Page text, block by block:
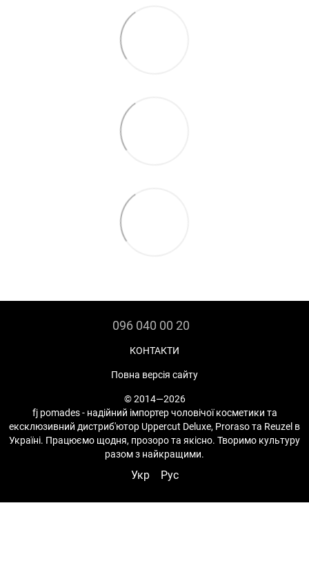
096 040 00 20
КОНТАКТИ
Повна версія сайту
© 2014—2026
fj pomades - надійний імпортер чоловічої косметики та
ексклюзивний дистриб'ютор Uppercut Deluxe, Proraso та Reuzel в
Україні. Працюємо щодня, прозоро та якісно. Творимо культуру
разом з найкращими.
Укр Рус